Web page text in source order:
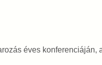
éves konferenciáján,